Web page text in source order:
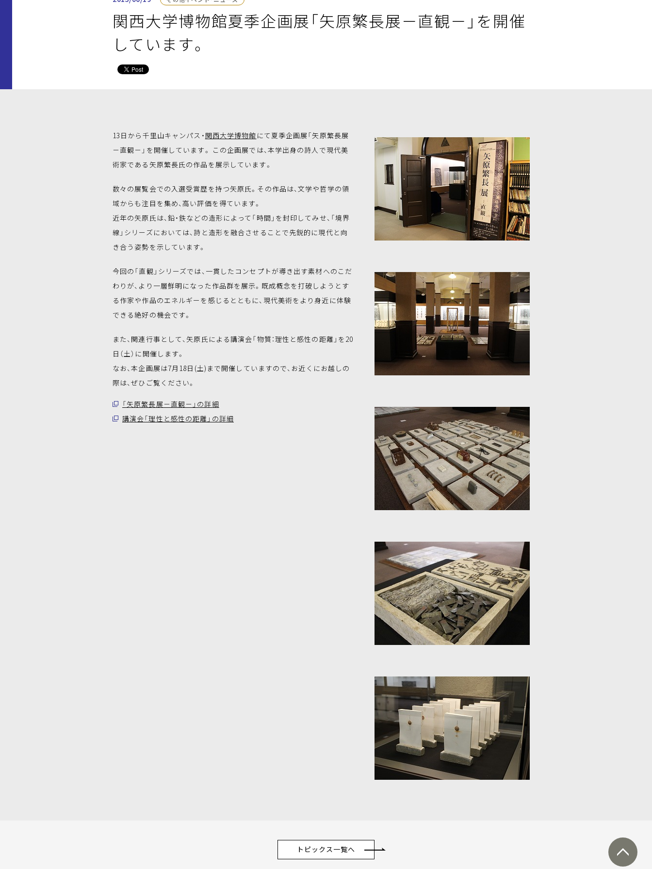
関西大学博物館夏季企画展「矢原繁長展－直観－」を開催
しています。
13日から千里山キャンパス・ 関西大学博物館 にて夏季企画展「矢原繁長展
－直観－」を開催しています。 この企画展では、本学出身の詩人で現代美
術家である矢原繁長氏の作品を展示しています。
数々の展覧会での入選受賞歴を持つ矢原氏。その作品は、文学や哲学の領
域からも注目を集め、高い評価を得ています。
近年の矢原氏は、鉛・鉄などの造形によって「時間」を封印してみせ、「境界
線」シリーズにおいては、詩と造形を融合させることで先鋭的に現代と向
き合う姿勢を示しています。
今回の「直観」シリーズでは、一貫したコンセプトが導き出す素材へのこだ
わりが、より一層鮮明になった作品群を展示。既成概念を打破しようとす
る作家や作品のエネルギーを感じるとともに、現代美術をより身近に体験
できる絶好の機会です。
また、関連行事として、矢原氏による講演会「物質：理性と感性の距離」を20
日（土）に開催します。
なお、本企画展は7月18日(土)まで開催していますので、お近くにお越しの
際は、ぜひご覧ください。
「矢原繁長展－直観－」の詳細
講演会「理性と感性の距離」の詳細
トピックス一覧へ